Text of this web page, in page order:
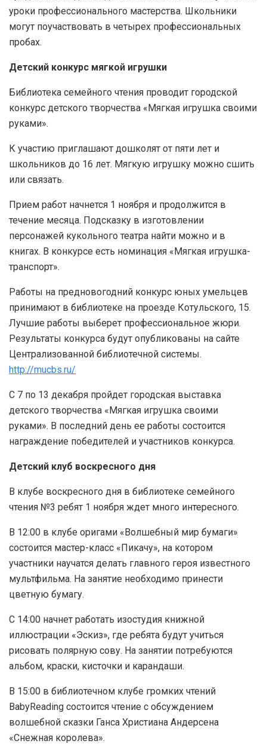
уроки профессионального мастерства. Школьники
могут поучаствовать в четырех профессиональных
пробах.
Детский конкурс мягкой игрушки
Библиотека семейного чтения проводит городской
конкурс детского творчества «Мягкая игрушка своими
руками».
К участию приглашают дошколят от пяти лет и
школьников до 16 лет. Мягкую игрушку можно сшить
или связать.
Прием работ начнется 1 ноября и продолжится в
течение месяца. Подсказку в изготовлении
персонажей кукольного театра найти можно и в
книгах. В конкурсе есть номинация «Мягкая игрушка-
транспорт».
Работы на предновогодний конкурс юных умельцев
принимают в библиотеке на проезде Котульского, 15.
Лучшие работы выберет профессиональное жюри.
Результаты конкурса будут опубликованы на сайте
Централизованной библиотечной системы.
http://mucbs.ru/
С 7 по 13 декабря пройдет городская выставка
детского творчества «Мягкая игрушка своими
руками». В последний день ее работы состоится
награждение победителей и участников конкурса.
Детский клуб воскресного дня
В клубе воскресного дня в библиотеке семейного
чтения №3 ребят 1 ноября ждет много интересного.
В 12:00 в клубе оригами «Волшебный мир бумаги»
состоится мастер-класс «Пикачу», на котором
участники научатся делать главного героя известного
мультфильма. На занятие необходимо принести
цветную бумагу.
С 14:00 начнет работать изостудия книжной
иллюстрации «Эскиз», где ребята будут учиться
рисовать полярную сову. На занятии потребуются
альбом, краски, кисточки и карандаши.
В 15:00 в библиотечном клубе громких чтений
BabyReading состоится чтение с обсуждением
волшебной сказки Ганса Христиана Андерсена
«Снежная королева».